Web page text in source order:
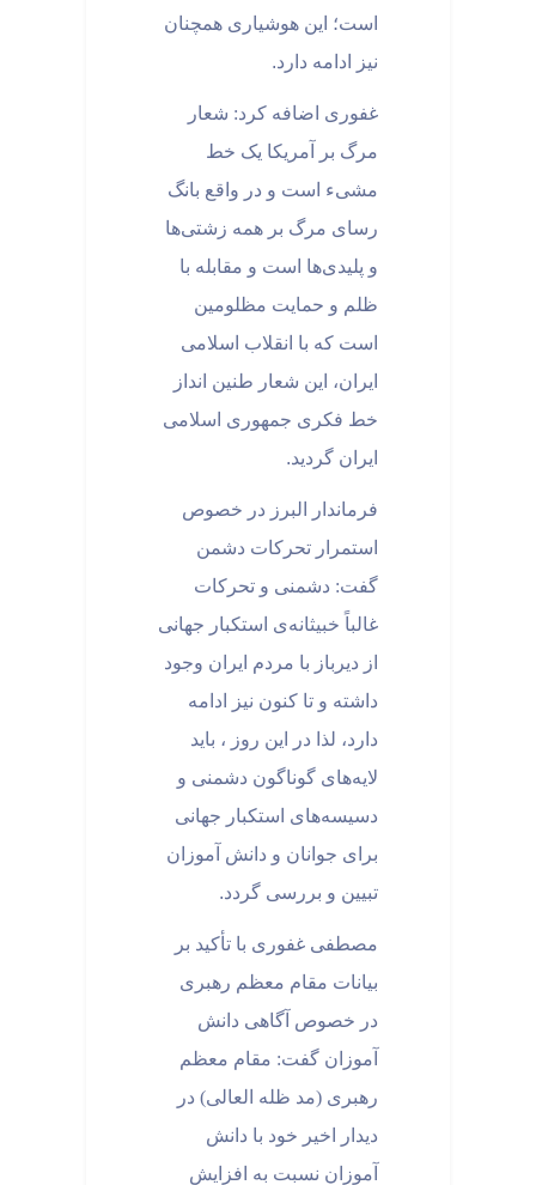
است؛ این هوشیاری همچنان
نیز ادامه دارد.
غفوری اضافه کرد: شعار
مرگ بر آمریکا یک خط
مشیء است و در واقع بانگ
رسای مرگ بر همه زشتی‌ها
و پلیدی‌ها است و مقابله با
ظلم و حمایت مظلومین
است که با انقلاب اسلامی
ایران، این شعار طنین انداز
خط فکری جمهوری اسلامی
ایران گردید.
فرماندار البرز در خصوص
استمرار تحرکات دشمن
گفت: دشمنی و تحرکات
غالباً خبیثانه‌ی استکبار جهانی
از دیرباز با مردم ایران وجود
داشته و تا کنون نیز ادامه
دارد، لذا در این روز ، باید
لایه‌های گوناگون دشمنی و
دسیسه‌های استکبار جهانی
برای جوانان و دانش آموزان
تبیین و بررسی گردد.
مصطفی غفوری با تأکید بر
بیانات مقام معظم رهبری
در خصوص آگاهی دانش
آموزان گفت: مقام معظم
رهبری (مد ظله العالی) در
دیدار اخیر خود با دانش
آموزان نسبت به افزایش